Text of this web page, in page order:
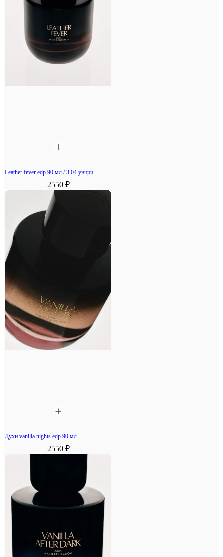
Leather fever edp 90 мл / 3.04 унции
2550 ₽
Духи vanilla nights edp 90 мл
2550 ₽